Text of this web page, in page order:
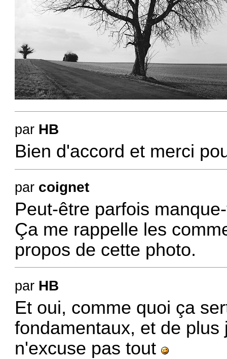
par HB
Bien d'accord et merci
par coignet
Peut-être parfois
Ça me rappelle les
propos de cette photo.
par HB
Et oui, comme quoi ça
fondamentaux, et de
n'excuse pas tout